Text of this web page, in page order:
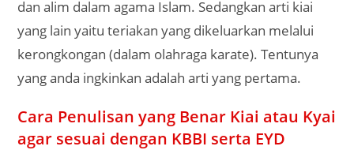
dan alim dalam agama Islam. Sedangkan arti kiai
yang lain yaitu teriakan yang dikeluarkan melalui
kerongkongan (dalam olahraga karate). Tentunya
yang anda ingkinkan adalah arti yang pertama.
Cara Penulisan yang Benar Kiai atau Kyai
agar sesuai dengan KBBI serta EYD